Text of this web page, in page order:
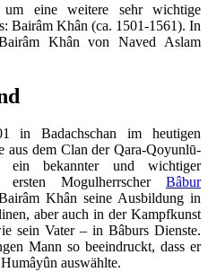
eine weitere sehr wichtige
Bairâm Khân (ca. 1501-1561). In
Khân von Naved Aslam
in Badachschan im heutigen
aus dem Clan der Qara-Qoyunlū-
ein bekannter und wichtiger
Mogulherrscher Bâbur
Khân seine Ausbildung in
aber auch in der Kampfkunst
sein Vater – in Bâburs Dienste.
Mann so beeindruckt, dass er
auswählte.